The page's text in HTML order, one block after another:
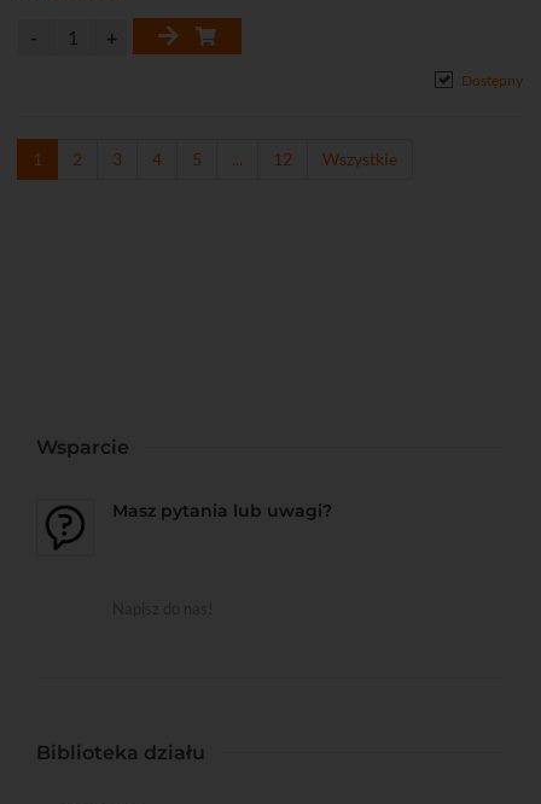
Dostępny
1 2 3 4 5 ... 12 Wszystkie
Wsparcie
Masz pytania lub uwagi?
Biblioteka działu